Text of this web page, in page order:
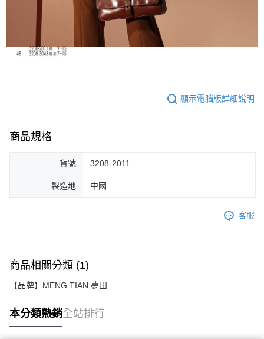
顯示電腦版詳細說明
商品規格
貨號 3208-2011
製造地 中國
客服
商品相關分類 (1)
【品牌】MENG TIAN 夢田
本分類熱銷全站排行